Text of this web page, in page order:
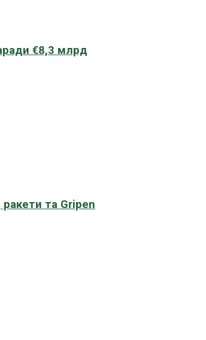
€8,3 млрд
ракети та Gripen